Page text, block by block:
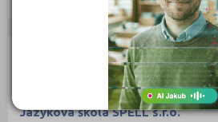
POMATURITNÍ STUDIUM
Jazyková škola SPELL s.r.o.